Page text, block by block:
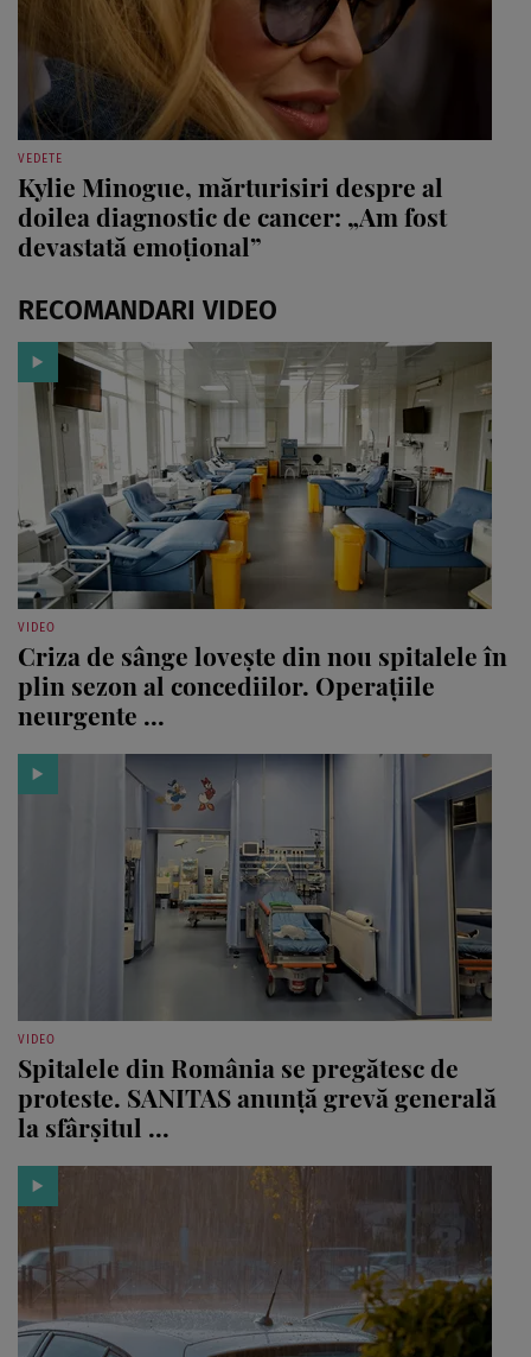
VEDETE
Kylie Minogue, mărturisiri despre al
doilea diagnostic de cancer: „Am fost
devastată emoțional”
RECOMANDARI VIDEO
VIDEO
Criza de sânge lovește din nou spitalele în
plin sezon al concediilor. Operațiile
neurgente ...
VIDEO
Spitalele din România se pregătesc de
proteste. SANITAS anunță grevă generală
la sfârșitul ...